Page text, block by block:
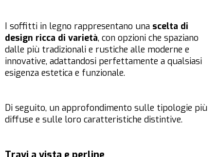
I soffitti in legno rappresentano una scelta di
design ricca di varietà, con opzioni che spaziano
dalle più tradizionali e rustiche alle moderne e
innovative, adattandosi perfettamente a qualsiasi
esigenza estetica e funzionale.
Di seguito, un approfondimento sulle tipologie più
diffuse e sulle loro caratteristiche distintive.